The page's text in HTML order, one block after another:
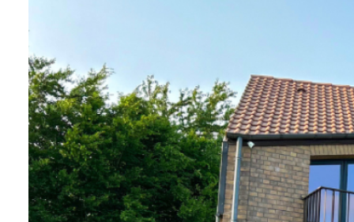
CLIENTS